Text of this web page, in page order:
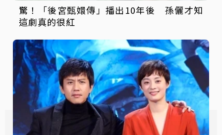
驚！「後宮甄嬛傳」播出10年後 孫儷才知
這劇真的很紅